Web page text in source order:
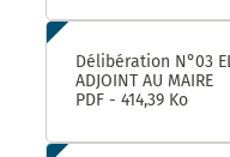
Délibération N°03
ADJOINT AU MAIRE
PDF - 414,39 Ko